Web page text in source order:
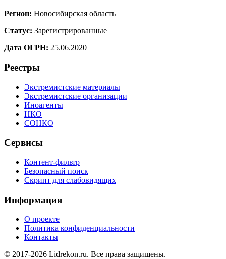
Регион: Новосибирская область
Статус: Зарегистрированные
Дата ОГРН: 25.06.2020
Реестры
Экстремистские материалы
Экстремистские организации
Иноагенты
НКО
СОНКО
Сервисы
Контент-фильтр
Безопасный поиск
Скрипт для слабовидящих
Информация
О проекте
Политика конфиденциальности
Контакты
© 2017-2026 Lidrekon.ru. Все права защищены.